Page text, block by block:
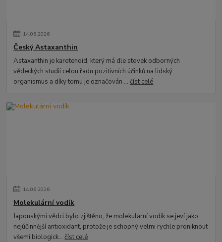
14.06.2026
Český Astaxanthin
Astaxanthin je karotenoid, který má dle stovek odborných
vědeckých studií celou řadu pozitivních účinků na lidský
organismus a díky tomu je označován ...číst celé
14.06.2026
Molekulární vodík
Japonskými vědci bylo zjištěno, že molekulární vodík se jeví jako
nejúčinnější antioxidant, protože je schopný velmi rychle proniknout
všemi biologick...číst celé